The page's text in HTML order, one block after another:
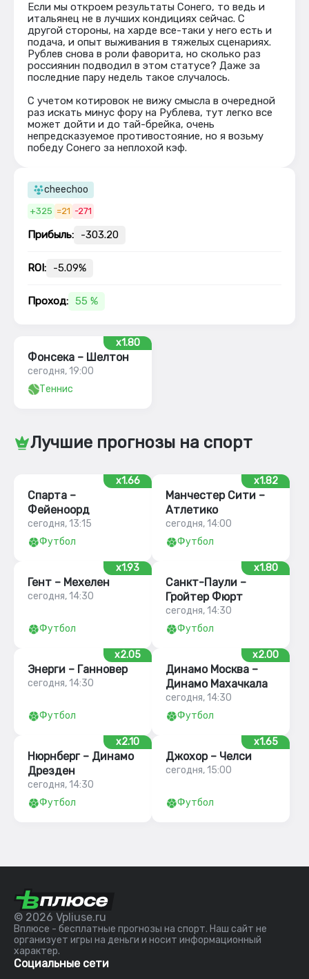
Если мы откроем результаты Сонего, то ведь и
итальянец не в лучших кондициях сейчас. С
другой стороны, на харде все-таки у него есть и
подача, и опыт выживания в тяжелых сценариях.
Рублев снова в роли фаворита, но сколько раз
россиянин подводил в этом статусе? Даже за
последние пару недель такое случалось.
С учетом котировок не вижу смысла в очередной
раз искать минус фору на Рублева, тут легко все
может дойти и до тай-брейка, очень
непредсказуемое противостояние, но я возьму
победу Сонего за неплохой кэф.
cheechoo
+325 =21 -271
Прибыль: -303.20
ROI: -5.09%
Проход: 55 %
x1.80
Фонсека – Шелтон
сегодня, 19:00
Теннис
Лучшие прогнозы на спорт
x1.66
Спарта –
Фейеноорд
сегодня, 13:15
Футбол
x1.82
Манчестер Сити –
Атлетико
сегодня, 14:00
Футбол
x1.93
Гент – Мехелен
сегодня, 14:30
Футбол
x1.80
Санкт-Паули –
Гройтер Фюрт
сегодня, 14:30
Футбол
x2.05
Энерги – Ганновер
сегодня, 14:30
Футбол
x2.00
Динамо Москва –
Динамо Махачкала
сегодня, 14:30
Футбол
x2.10
Нюрнберг – Динамо
Дрезден
сегодня, 14:30
Футбол
x1.65
Джохор – Челси
сегодня, 15:00
Футбол
© 2026 Vpliuse.ru
Вплюсе - бесплатные прогнозы на спорт. Наш сайт не
организует игры на деньги и носит информационный
характер.
Социальные сети